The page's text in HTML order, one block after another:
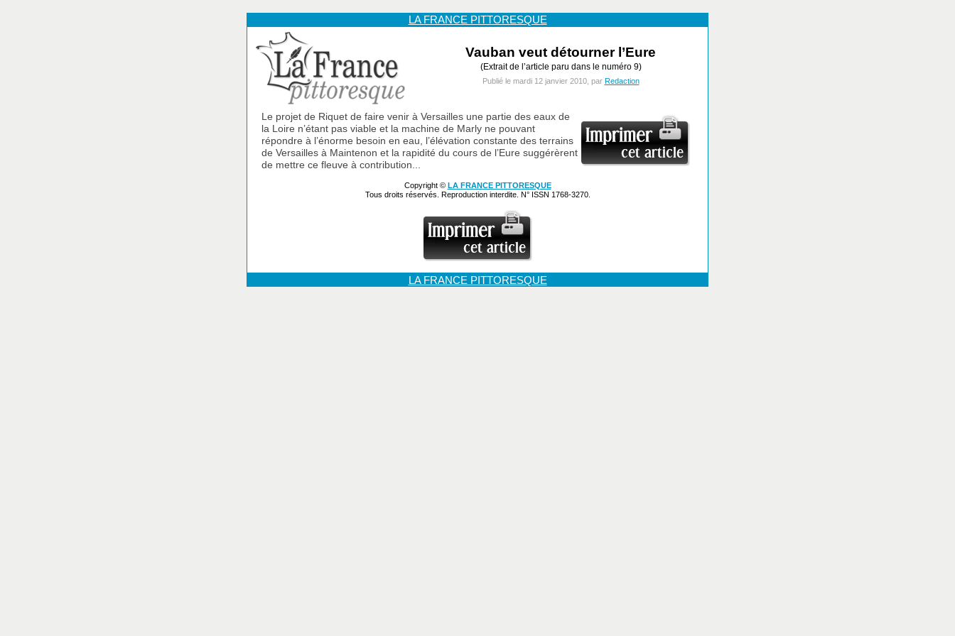
LA FRANCE PITTORESQUE
Vauban veut détourner l’Eure
(Extrait de l’article paru dans le numéro 9)
Publié le mardi 12 janvier 2010, par Redaction
Le projet de Riquet de faire venir à Versailles une partie des eaux de
la Loire n’étant pas viable et la machine de Marly ne pouvant
répondre à l’énorme besoin en eau, l’élévation constante des terrains
de Versailles à Maintenon et la rapidité du cours de l’Eure suggérèrent
de mettre ce fleuve à contribution...
Copyright © LA FRANCE PITTORESQUE
Tous droits réservés. Reproduction interdite. N° ISSN 1768-3270.
LA FRANCE PITTORESQUE